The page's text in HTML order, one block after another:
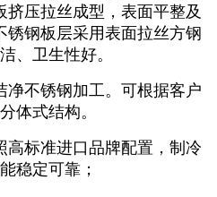
挤压拉丝成型，表面平整及
锈钢板层采用表面拉丝方钢
、卫生性好。
净不锈钢加工。可根据客户
体式结构。
高标准进口品牌配置，制冷
稳定可靠；